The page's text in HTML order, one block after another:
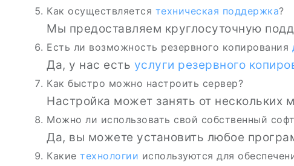
Как осуществляется техническая поддержка?
Мы предоставляем круглосуточную
Есть ли возможность резервного копирования
Да, у нас есть услуги резервного
Как быстро можно настроить сервер?
Настройка может занять от нескольких
Можно ли использовать свой собственный
Да, вы можете установить любое
Какие технологии используются для